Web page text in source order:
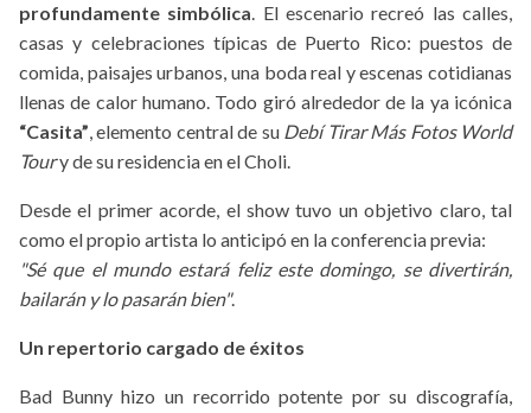
profundamente simbólica. El escenario recreó las calles,
casas y celebraciones típicas de Puerto Rico: puestos de
comida, paisajes urbanos, una boda real y escenas cotidianas
llenas de calor humano. Todo giró alrededor de la ya icónica
“Casita”, elemento central de su Debí Tirar Más Fotos World
Toury de su residencia en el Choli.
Desde el primer acorde, el show tuvo un objetivo claro, tal
como el propio artista lo anticipó en la conferencia previa:
"Sé que el mundo estará feliz este domingo, se divertirán,
bailarán y lo pasarán bien".
Un repertorio cargado de éxitos
Bad Bunny hizo un recorrido potente por su discografía,